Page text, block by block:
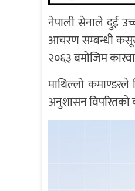
नेपाली सेनाले दुई
आचरण सम्बन्धी कसूर
२०६३ बमोजिम
माथिल्लो
अनुशासन